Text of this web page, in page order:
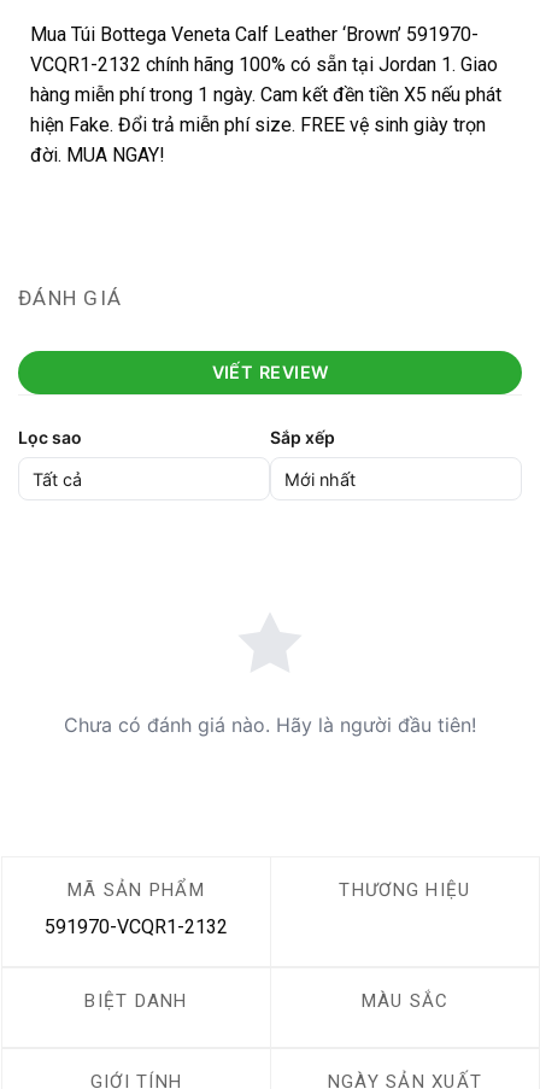
Mua Túi Bottega Veneta Calf Leather ‘Brown’ 591970-
VCQR1-2132 chính hãng 100% có sẵn tại Jordan 1. Giao
hàng miễn phí trong 1 ngày. Cam kết đền tiền X5 nếu phát
hiện Fake. Đổi trả miễn phí size. FREE vệ sinh giày trọn
đời. MUA NGAY!
ĐÁNH GIÁ
VIẾT REVIEW
Lọc sao Sắp xếp
Chưa có đánh giá nào. Hãy là người đầu tiên!
MÃ SẢN PHẨM
591970-VCQR1-2132
THƯƠNG HIỆU
BIỆT DANH MÀU SẮC
GIỚI TÍNH NGÀY SẢN XUẤT